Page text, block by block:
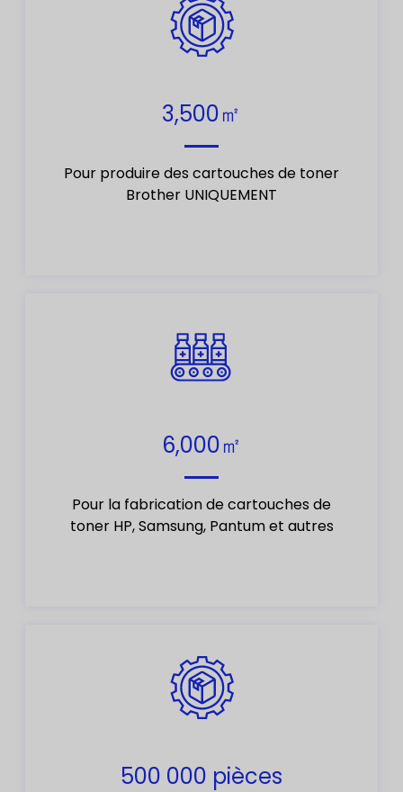
3,500㎡
Pour produire des cartouches de toner
Brother UNIQUEMENT
6,000㎡
Pour la fabrication de cartouches de
toner HP, Samsung, Pantum et autres
500 000 pièces